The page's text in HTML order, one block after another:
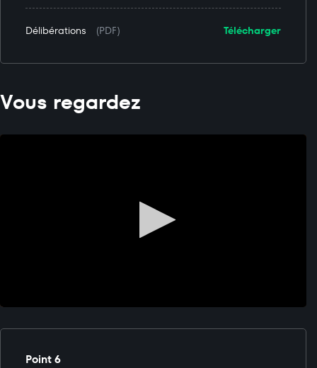
Télécharger
Délibérations (PDF)
Vous regardez
Point 6